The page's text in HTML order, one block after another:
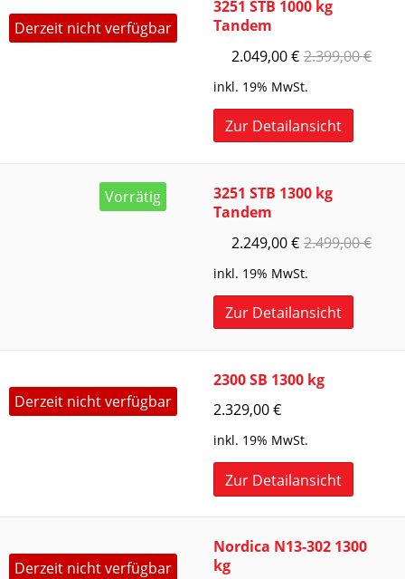
Derzeit nicht verfügbar
3251 STB 1000 kg
Tandem
2.049,00€ 2.399,00€
inkl. 19% MwSt.
Zur Detailansicht
Vorrätig
3251 STB 1300 kg
Tandem
2.249,00€ 2.499,00€
inkl. 19% MwSt.
Zur Detailansicht
Derzeit nicht verfügbar
2300 SB 1300 kg
2.329,00€
inkl. 19% MwSt.
Zur Detailansicht
Derzeit nicht verfügbar
Nordica N13-302 1300
kg